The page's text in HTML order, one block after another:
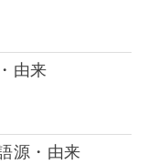
由来
源・由来